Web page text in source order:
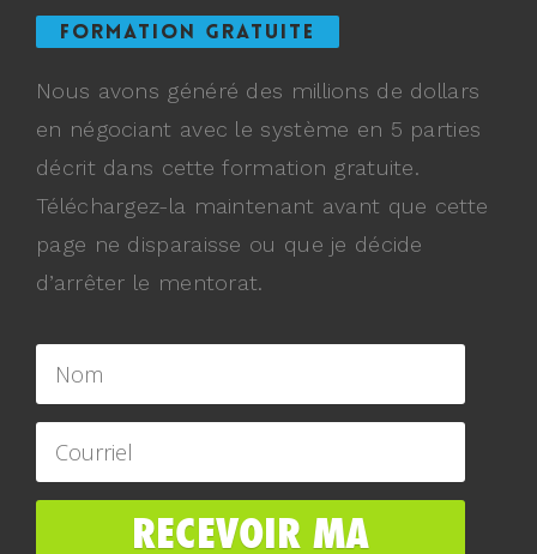
FORMATION GRATUITE
Nous avons généré des millions de dollars
en négociant avec le système en 5 parties
décrit dans cette formation gratuite.
Téléchargez-la maintenant avant que cette
page ne disparaisse ou que je décide
d’arrêter le mentorat.